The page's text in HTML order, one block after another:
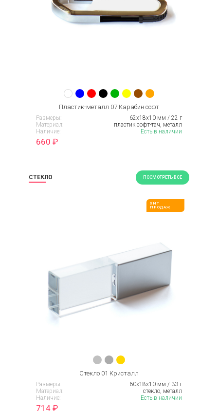
Пластик-металл 07 Карабин софт
Размеры:
62х18х10 мм / 22 г
Материал:
пластик софт-тач, металл
Наличие:
Есть в наличии
660 ₽
СТЕКЛО ПОСМОТРЕТЬ ВСЕ
ХИТ
ПРОДАЖ
Стекло 01 Кристалл
Размеры:
60х18х10 мм / 33 г
Материал:
стекло, металл
Наличие:
Есть в наличии
714 ₽